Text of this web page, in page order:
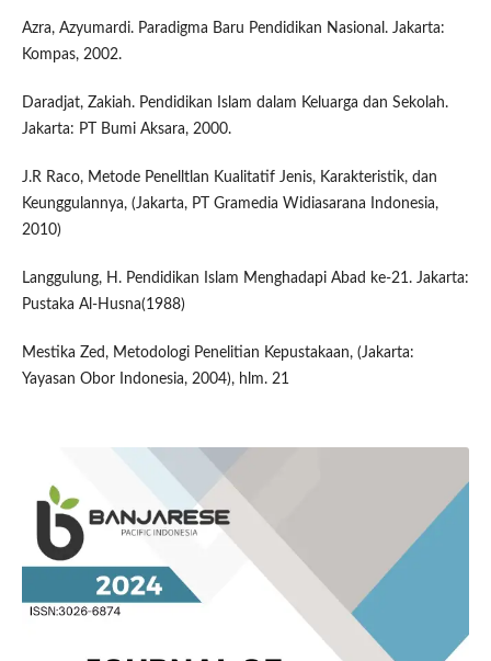
Azra, Azyumardi. Paradigma Baru Pendidikan Nasional. Jakarta:
Kompas, 2002.
Daradjat, Zakiah. Pendidikan Islam dalam Keluarga dan Sekolah.
Jakarta: PT Bumi Aksara, 2000.
J.R Raco, Metode Penelltlan Kualitatif Jenis, Karakteristik, dan
Keunggulannya, (Jakarta, PT Gramedia Widiasarana Indonesia,
2010)
Langgulung, H. Pendidikan Islam Menghadapi Abad ke-21. Jakarta:
Pustaka Al-Husna(1988)
Mestika Zed, Metodologi Penelitian Kepustakaan, (Jakarta:
Yayasan Obor Indonesia, 2004), hlm. 21